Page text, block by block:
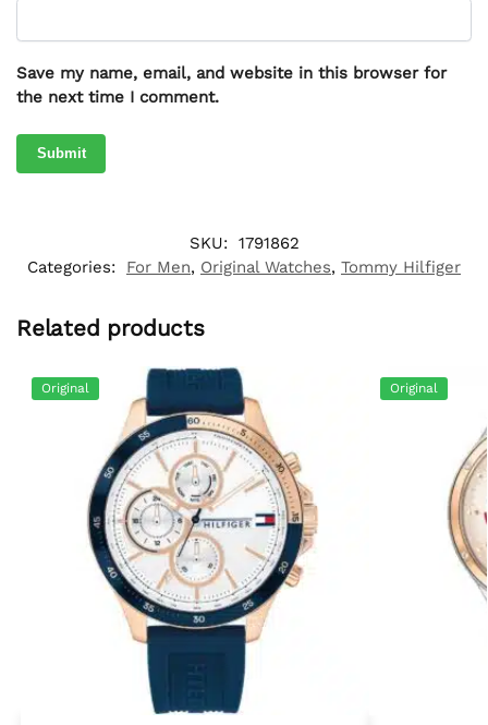
Save my name, email, and website in this browser for
the next time I comment.
SKU: 1791862
Categories:
For Men, Original Watches, Tommy Hilfiger
Related products
Original Original